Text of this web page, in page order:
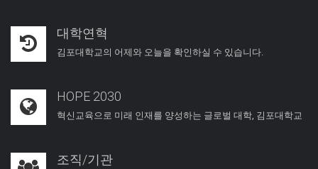
대학연혁
김포대학교의 어제와 오늘을 확인하실 수 있습니다.
HOPE 2030
혁신교육으로 미래 인재를 양성하는 글로벌 대학, 김포대학교
조직/기관